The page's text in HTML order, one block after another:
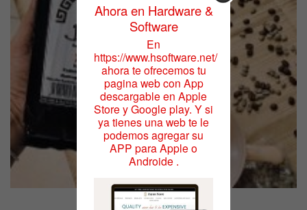
Ahora en Hardware &
Software
En
https://www.hsoftware.net/
ahora te ofrecemos tu
pagina web con App
descargable en Apple
Store y Google play. Y si
ya tienes una web te le
podemos agregar su
APP para Apple o
Androide .